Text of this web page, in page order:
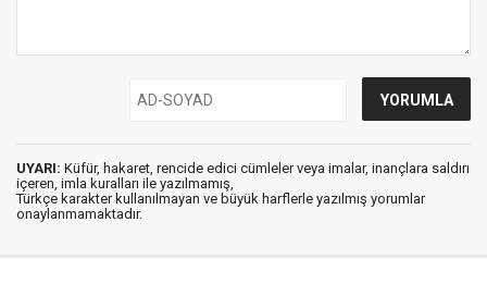
UYARI: Küfür, hakaret, rencide edici cümleler veya imalar, inançlara saldırı
içeren, imla kuralları ile yazılmamış,
Türkçe karakter kullanılmayan ve büyük harflerle yazılmış yorumlar
onaylanmamaktadır.